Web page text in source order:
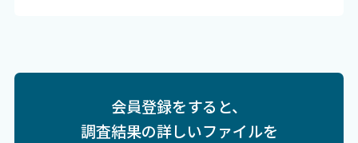
会員登録をすると、
調査結果の詳しいファイルを